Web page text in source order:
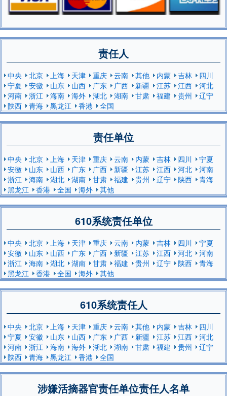
责任人
中央 北京 上海 天津 重庆 云南 其他 内蒙 吉林
四川
宁夏
安徽 山东 山西 广东 广西 新疆 江苏 江西
河北
河南
浙江 海南 海外 湖北 湖南 甘肃 福建 贵州
辽宁
陕西
青海 黑龙江 香港 全国
责任单位
中央 北京 上海 天津 重庆 云南 内蒙 吉林 四川
宁夏
安徽
山东 山西 广东 广西 新疆 江苏 江西 河北
河南
浙江
海南 湖北 湖南 甘肃 福建 贵州 辽宁 陕西
青海
黑龙江
香港 全国 海外 其他
610系统责任单位
中央 北京 上海 天津 重庆 云南 内蒙 吉林 四川
宁夏
安徽
山东 山西 广东 广西 新疆 江苏 江西 河北
河南
浙江
海南 湖北 湖南 甘肃 福建 贵州 辽宁 陕西
青海
黑龙江
香港 全国 海外 其他
610系统责任人
中央 北京 上海 天津 重庆 云南 其他 内蒙 吉林
四川
宁夏
安徽 山东 山西 广东 广西 新疆 江苏 江西
河北
河南
浙江 海南 海外 湖北 湖南 甘肃 福建 贵州
辽宁
陕西
青海 黑龙江 香港 全国
涉嫌活摘器官责任单位责任人名单